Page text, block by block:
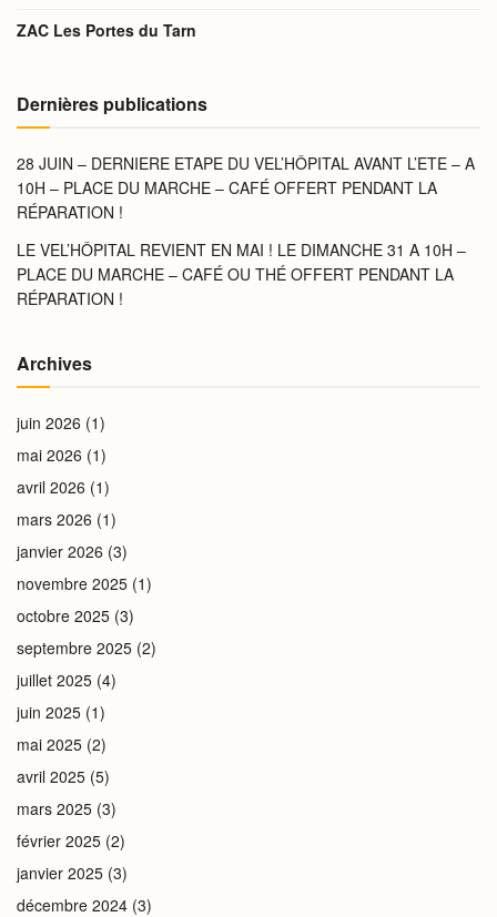
ZAC Les Portes du Tarn
Dernières publications
28 JUIN – DERNIERE ETAPE DU VEL’HÔPITAL AVANT L’ETE – A
10H – PLACE DU MARCHE – CAFÉ OFFERT PENDANT LA
RÉPARATION !
LE VEL’HÔPITAL REVIENT EN MAI ! LE DIMANCHE 31 A 10H –
PLACE DU MARCHE – CAFÉ OU THÉ OFFERT PENDANT LA
RÉPARATION !
Archives
juin 2026 (1)
mai 2026 (1)
avril 2026 (1)
mars 2026 (1)
janvier 2026 (3)
novembre 2025 (1)
octobre 2025 (3)
septembre 2025 (2)
juillet 2025 (4)
juin 2025 (1)
mai 2025 (2)
avril 2025 (5)
mars 2025 (3)
février 2025 (2)
janvier 2025 (3)
décembre 2024 (3)